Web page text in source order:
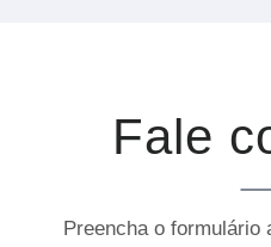
Fale
Preencha o formulário